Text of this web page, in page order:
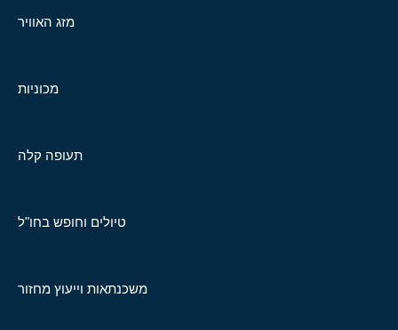
מזג האוויר
מכוניות
תעופה קלה
טיולים וחופש בחו"ל
משכנתאות וייעוץ מחזור